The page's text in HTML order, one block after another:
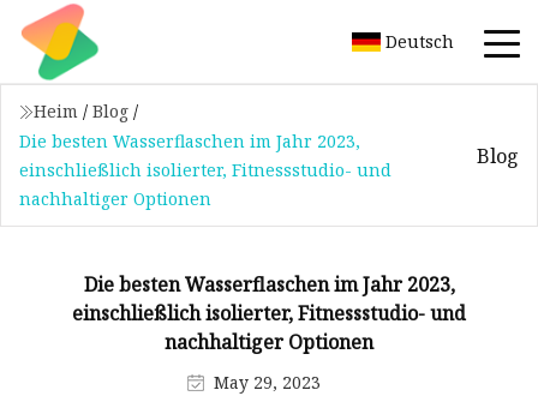
Deutsch
Heim / Blog /
Die besten Wasserflaschen im Jahr 2023,
einschließlich isolierter, Fitnessstudio- und
nachhaltiger Optionen
Blog
Die besten Wasserflaschen im Jahr 2023,
einschließlich isolierter, Fitnessstudio- und
nachhaltiger Optionen
May 29, 2023